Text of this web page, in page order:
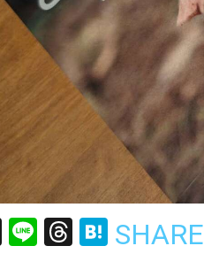
X LineThreads
Hatena
SHARE